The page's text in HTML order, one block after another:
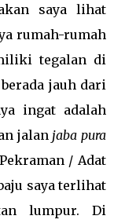
saya lihat
rumah-rumah
tegalan di
jauh dari
ingat adalah
jalanjaba pura
/ Adat
saya terlihat
lumpur. Di